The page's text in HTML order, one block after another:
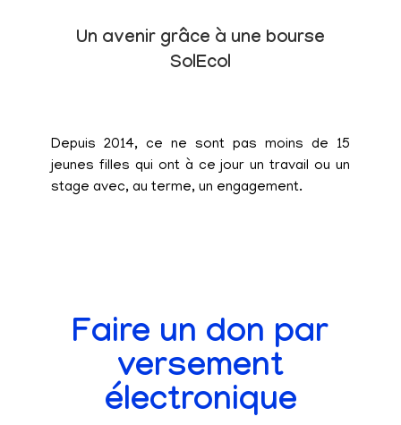
Un avenir grâce à une bourse
SolEcol
Depuis 2014, ce ne sont pas moins de 15
jeunes filles qui ont à ce jour un travail ou un
stage avec, au terme, un engagement.
Faire un don par
versement
électronique